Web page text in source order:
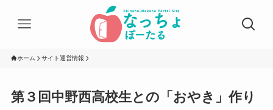
ホーム サイト運営情報
第３回中野西高校生との「おやき」作り